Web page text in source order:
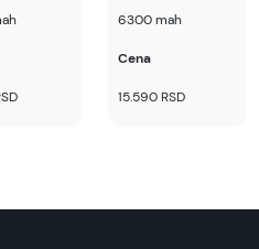
6300 mah
Cena
15.590 RSD